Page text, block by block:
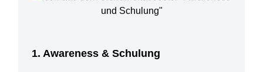
1. Awareness & Schulung